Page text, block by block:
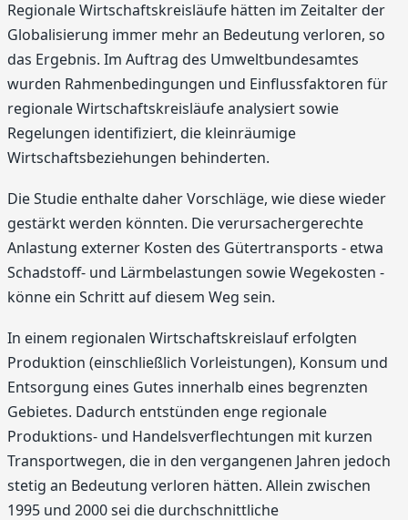
Regionale Wirtschaftskreisläufe hätten im Zeitalter der
Globalisierung immer mehr an Bedeutung verloren, so
das Ergebnis. Im Auftrag des Umweltbundesamtes
wurden Rahmenbedingungen und Einflussfaktoren für
regionale Wirtschaftskreisläufe analysiert sowie
Regelungen identifiziert, die kleinräumige
Wirtschaftsbeziehungen behinderten.
Die Studie enthalte daher Vorschläge, wie diese wieder
gestärkt werden könnten. Die verursachergerechte
Anlastung externer Kosten des Gütertransports - etwa
Schadstoff- und Lärmbelastungen sowie Wegekosten -
könne ein Schritt auf diesem Weg sein.
In einem regionalen Wirtschaftskreislauf erfolgten
Produktion (einschließlich Vorleistungen), Konsum und
Entsorgung eines Gutes innerhalb eines begrenzten
Gebietes. Dadurch entstünden enge regionale
Produktions- und Handelsverflechtungen mit kurzen
Transportwegen, die in den vergangenen Jahren jedoch
stetig an Bedeutung verloren hätten. Allein zwischen
1995 und 2000 sei die durchschnittliche